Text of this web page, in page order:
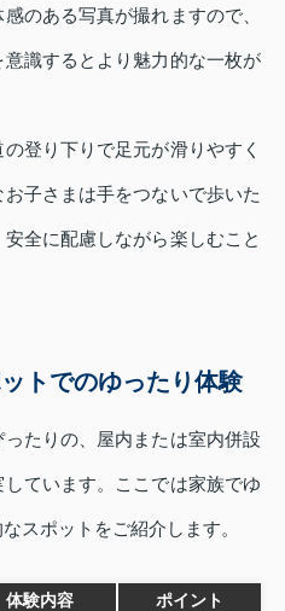
のある写真が撮れますので、
識するとより魅力的な一枚が
登り下りで足元が滑りやすく
子さまは手をつないで歩いた
全に配慮しながら楽しむこと
トでのゆったり体験
たりの、屋内または室内併設
ています。ここでは家族でゆ
スポットをご紹介します。
体験内容 ポイント